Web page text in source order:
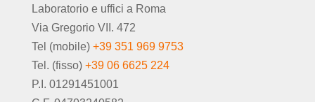
Laboratorio e uffici a Roma
Via Gregorio VII. 472
Tel (mobile) +39 351 969 9753
Tel. (fisso) +39 06 6625 224
P.I. 01291451001